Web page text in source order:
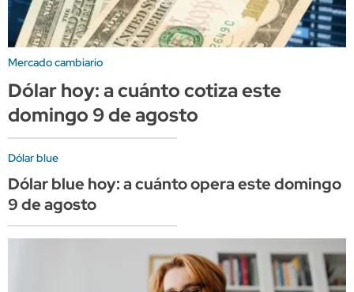
Mercado cambiario
Dólar hoy: a cuánto cotiza este
domingo 9 de agosto
Dólar blue
Dólar blue hoy: a cuánto opera este domingo
9 de agosto